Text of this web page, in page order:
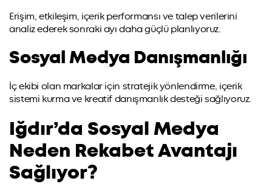
Erişim, etkileşim, içerik performansı ve talep verilerini
analiz ederek sonraki ayı daha güçlü planlıyoruz.
Sosyal Medya Danışmanlığı
İç ekibi olan markalar için stratejik yönlendirme, içerik
sistemi kurma ve kreatif danışmanlık desteği sağlıyoruz.
Iğdır’da Sosyal Medya
Neden Rekabet Avantajı
Sağlıyor?